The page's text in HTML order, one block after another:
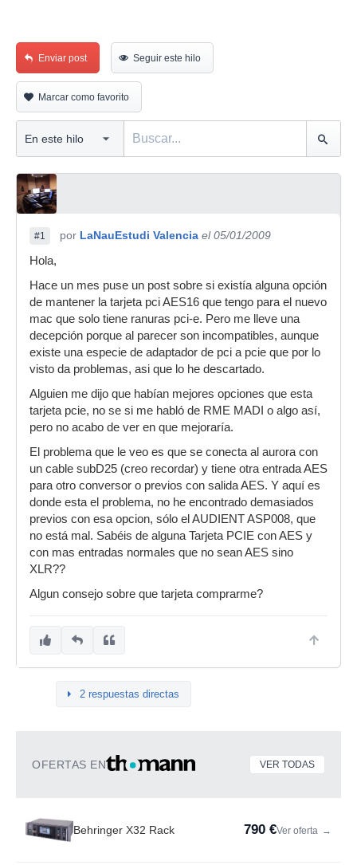
Enviar post Seguir este hilo
Marcar como favorito
#1 por LaNauEstudi Valencia el 05/01/2009
Hola,
Hace un mes puse un post sobre si existía alguna opción
de mantener la tarjeta pci AES16 que tengo para el nuevo
mac que solo tiene ranuras pci-e. Pero me lleve una
decepción porque al parecer son incompatibles, aunque
existe una especie de adaptador de pci a pcie que por lo
visto da problemas, asi que lo he descartado.
Alguien me dijo que habían mejores opciones que esta
tarjeta pcie, no se si me habló de RME MADI o algo así,
pero no acabo de ver en que mejoraría.
El problema que le veo es que se conecta al aurora con
un cable subD25 (creo recordar) y tiene otra entrada AES
para otro conversor o previos con salida AES. Y aquí es
donde esta el problema, no he encontrado demasiados
previos con esa opcion, sólo el AUDIENT ASP008, que
no está mal. Sabéis de alguna Tarjeta PCIE con AES y
con mas entradas normales que no sean AES sino
XLR??
Algun consejo sobre que tarjeta comprarme?
2 respuestas directas
OFERTAS EN VER TODAS
Behringer X32 Rack 790 €Ver oferta →